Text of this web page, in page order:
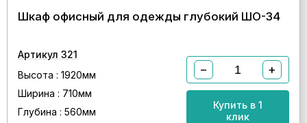
Шкаф офисный для одежды глубокий ШО-34
Артикул 321
Высота : 1920мм
Ширина : 710мм
Глубина : 560мм
− +
Купить в 1
клик